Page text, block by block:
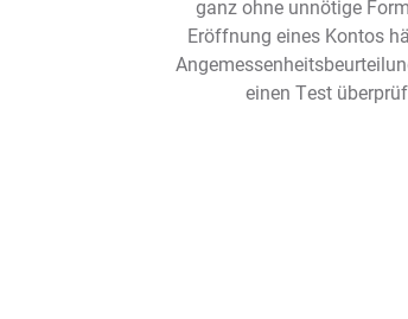
ganz ohne unnötige
Eröffnung eines Kontos
einen Test